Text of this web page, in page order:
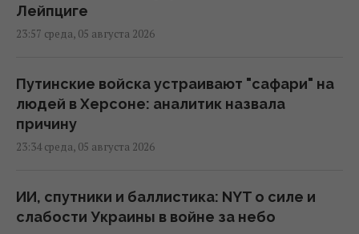
Лейпциге
23:57 среда, 05 августа 2026
Путинские войска устраивают "сафари" на
людей в Херсоне: аналитик назвала
причину
23:34 среда, 05 августа 2026
ИИ, спутники и баллистика: NYT о силе и
слабости Украины в войне за небо